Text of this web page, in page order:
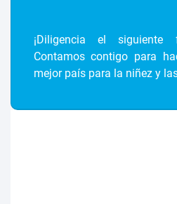
¡Diligencia el
Contamos contigo para
mejor país para la niñez y